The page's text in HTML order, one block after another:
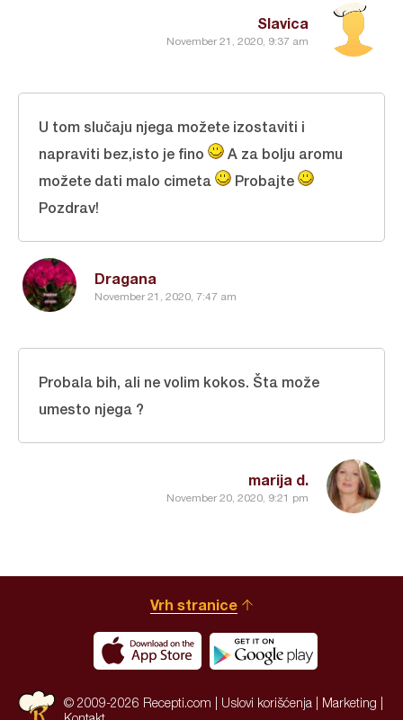
Slavica
November 21, 2020, 9:37 am
Dragana
November 21, 2020, 7:47 am
U tom slučaju njega možete izostaviti i
napraviti bez,isto je fino
A za bolju aromu
možete dati malo cimeta
Probajte
Pozdrav!
marija d.
November 20, 2020, 9:21 pm
Probala bih, ali ne volim kokos. Šta može
umesto njega ?
Vrh stranice
© 2009-2026 Recepti.com | Uslovi korišćenja Marketing